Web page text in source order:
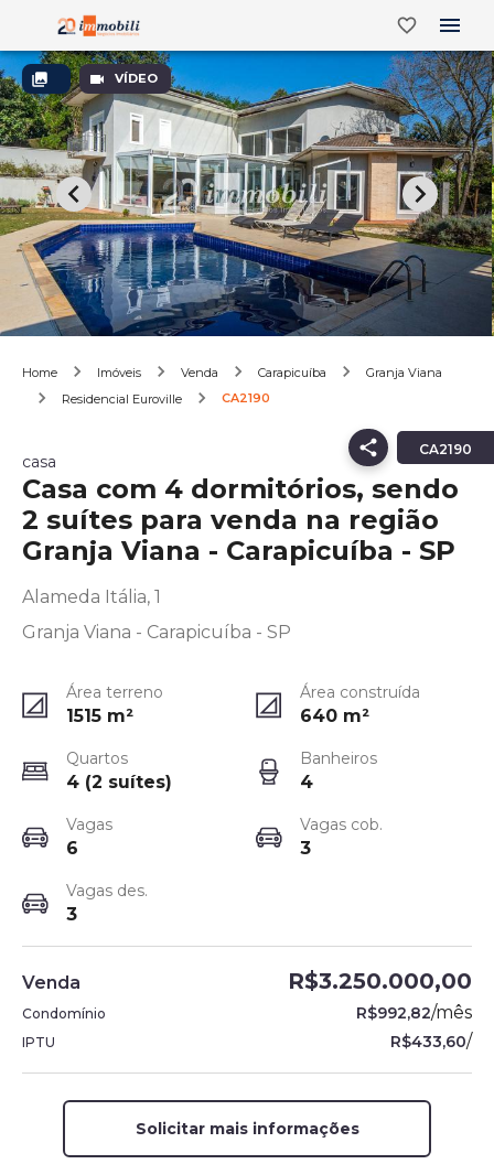
VÍDEO
Home Imóveis Venda Carapicuíba
Granja Viana
Residencial Euroville
CA2190
CA2190
casa
Casa com 4 dormitórios, sendo
2 suítes para venda na região
Granja Viana - Carapicuíba - SP
Alameda Itália, 1
Granja Viana - Carapicuíba - SP
Área terreno
1515 m²
Área construída
640 m²
Quartos
4 (2 suítes)
Banheiros
4
Vagas
6
Vagas cob.
3
Vagas des.
3
Venda R$3.250.000,00
Condomínio R$992,82/mês
IPTU R$433,60/
Solicitar mais informações